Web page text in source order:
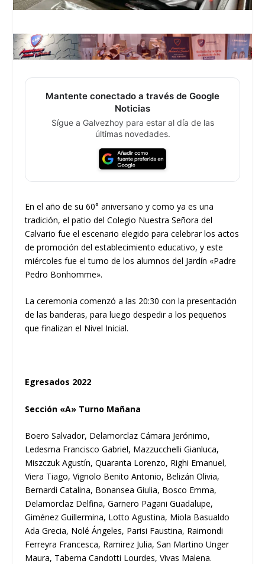
Mantente conectado a través de Google
Noticias
Sígue a Galvezhoy para estar al día de las
últimas novedades.
En el año de su 60° aniversario y como ya es una
tradición, el patio del Colegio Nuestra Señora del
Calvario fue el escenario elegido para celebrar los actos
de promoción del establecimiento educativo, y este
miércoles fue el turno de los alumnos del Jardín «Padre
Pedro Bonhomme».
La ceremonia comenzó a las 20:30 con la presentación
de las banderas, para luego despedir a los pequeños
que finalizan el Nivel Inicial.
Egresados 2022
Sección «A» Turno Mañana
Boero Salvador, Delamorclaz Cámara Jerónimo,
Ledesma Francisco Gabriel, Mazzucchelli Gianluca,
Miszczuk Agustín, Quaranta Lorenzo, Righi Emanuel,
Viera Tiago, Vignolo Benito Antonio, Belizán Olivia,
Bernardi Catalina, Bonansea Giulia, Bosco Emma,
Delamorclaz Delfina, Garnero Pagani Guadalupe,
Giménez Guillermina, Lotto Agustina, Miola Basualdo
Ada Grecia, Nolé Ángeles, Parisi Faustina, Raimondi
Ferreyra Francesca, Ramirez Julia, San Martino Unger
Maura, Taberna Candotti Lourdes, Vivas Malena.